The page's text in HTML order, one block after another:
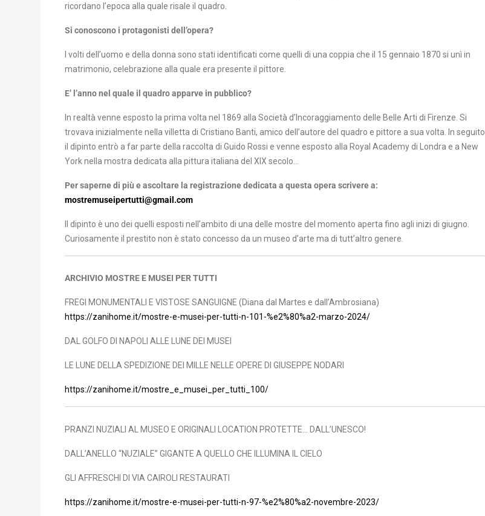
ricordano l’epoca alla quale risale il quadro.
Si conoscono i protagonisti dell’opera?
I volti dell’uomo e della donna sono stati identificati come quelli di una coppia che il 15 gennaio 1870 si unì in
matrimonio, celebrazione alla quale era presente il pittore.
E’ l’anno nel quale il quadro apparve in pubblico?
In realtà venne esposto la prima volta nel 1869 alla Società d’Incoraggiamento delle Belle Arti di Firenze. Si
trovava inizialmente nella villetta di Cristiano Banti, amico dell’autore del quadro e pittore a sua volta. In seguito
il dipinto entrò a far parte della raccolta di Guido Rossi e venne esposto alla Royal Academy di Londra e a New
York nella mostra dedicata alla pittura italiana del XIX secolo…
Per saperne di più e ascoltare la registrazione dedicata a questa opera scrivere a:
mostremuseipertutti@gmail.com
Il dipinto è uno dei quelli esposti nell’ambito di una delle mostre del momento aperta fino agli inizi di giugno.
Curiosamente il prestito non è stato concesso da un museo d’arte ma di tutt’altro genere.
ARCHIVIO MOSTRE E MUSEI PER TUTTI
FREGI MONUMENTALI E VISTOSE SANGUIGNE (Diana dal Martes e dall’Ambrosiana)
https://zanihome.it/mostre-e-musei-per-tutti-n-101-%e2%80%a2-marzo-2024/
DAL GOLFO DI NAPOLI ALLE LUNE DEI MUSEI
LE LUNE DELLA SPEDIZIONE DEI MILLE NELLE OPERE DI GIUSEPPE NODARI
https://zanihome.it/mostre_e_musei_per_tutti_100/
PRANZI NUZIALI AL MUSEO E ORIGINALI LOCATION PROTETTE… DALL’UNESCO!
DALL’ANELLO “NUZIALE” GIGANTE A QUELLO CHE ILLUMINA IL CIELO
GLI AFFRESCHI DI VIA CAIROLI RESTAURATI
https://zanihome.it/mostre-e-musei-per-tutti-n-97-%e2%80%a2-novembre-2023/